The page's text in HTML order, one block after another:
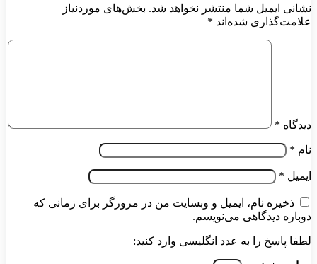
نشانی ایمیل شما منتشر نخواهد شد. بخش‌های موردنیاز
علامت‌گذاری شده‌اند *
دیدگاه *
نام *
ایمیل *
ذخیره نام، ایمیل و وبسایت من در مرورگر برای زمانی که
دوباره دیدگاهی می‌نویسم.
لطفا پاسخ را به عدد انگلیسی وارد کنید: